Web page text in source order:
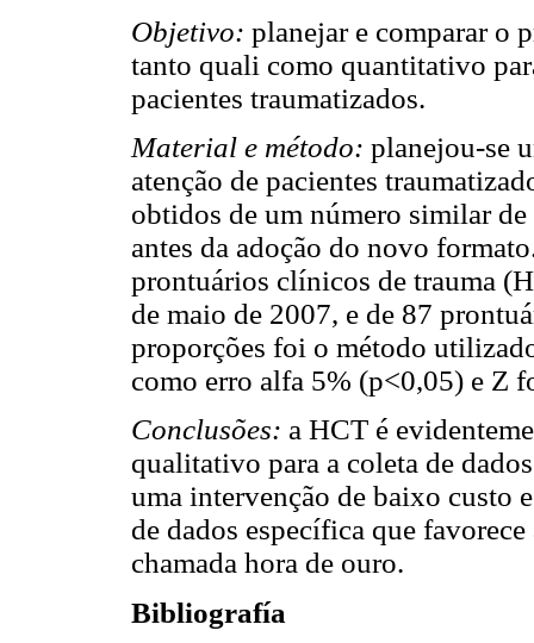
Objetivo: planejar e comparar o
tanto quali como quantitativo
pacientes traumatizados.
Material e método: planejou-se
atenção de pacientes
obtidos de um número similar
antes da adoção do novo
prontuários clínicos de trauma
de maio de 2007, e de 87
proporções foi o método
como erro alfa 5% (p<0,05) e Z
Conclusões: a HCT é
qualitativo para a coleta de
uma intervenção de baixo custo
de dados específica que
chamada hora de ouro.
Bibliografía